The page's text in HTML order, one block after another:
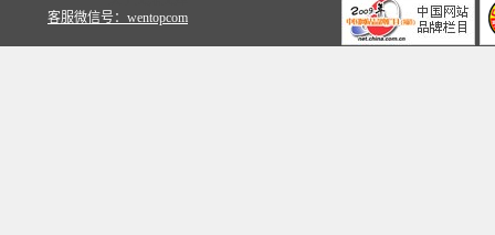
客服微信号：wentopcom